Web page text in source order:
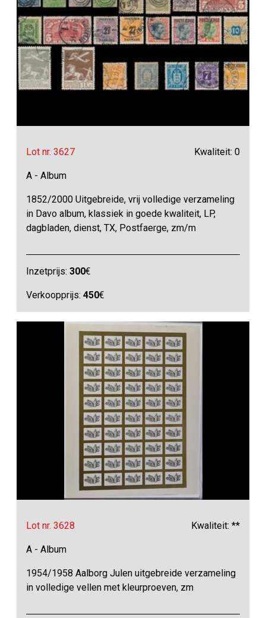
Lot nr. 3627 Kwaliteit: 0
A - Album
1852/2000 Uitgebreide, vrij volledige verzameling
in Davo album, klassiek in goede kwaliteit, LP,
dagbladen, dienst, TX, Postfaerge, zm/m
Inzetprijs:300€
Verkoopprijs:450€
Lot nr. 3628 Kwaliteit: **
A - Album
1954/1958 Aalborg Julen uitgebreide verzameling
in volledige vellen met kleurproeven, zm